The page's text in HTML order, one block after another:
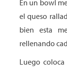
En un bowl
el queso
bien esta
rellenando
Luego